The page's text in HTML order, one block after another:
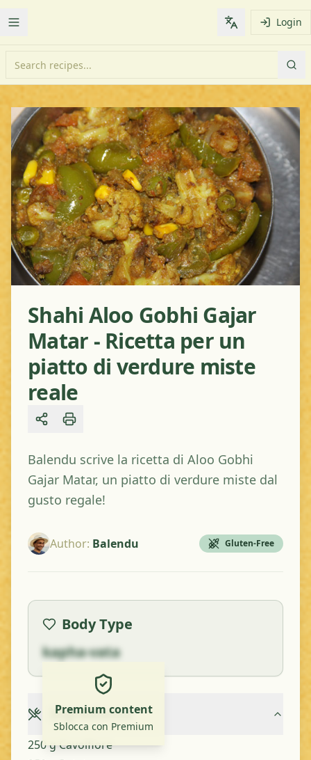
Toggle Menu Change Login
Shahi Aloo Gobhi Gajar
Matar - Ricetta per un
piatto di verdure miste
reale
Share
Balendu scrive la ricetta di Aloo Gobhi
Gajar Matar, un piatto di verdure miste dal
gusto regale!
Author: Balendu Gluten-Free
Body Type
kapha-vata
Premium content
Sblocca con Premium
Ingredients
250 g Cavolfiore